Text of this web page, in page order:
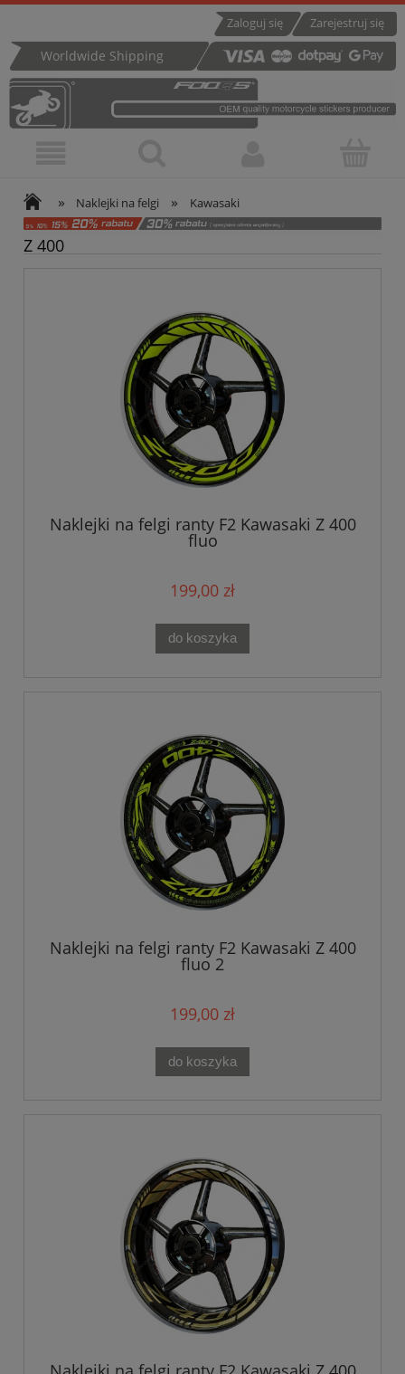
Zarejestruj się
Zaloguj się
Worldwide Shipping
» Naklejki na felgi » Kawasaki
Z 400
Naklejki na felgi ranty F2 Kawasaki Z 400
fluo
199,00 zł
do koszyka
Naklejki na felgi ranty F2 Kawasaki Z 400
fluo 2
199,00 zł
do koszyka